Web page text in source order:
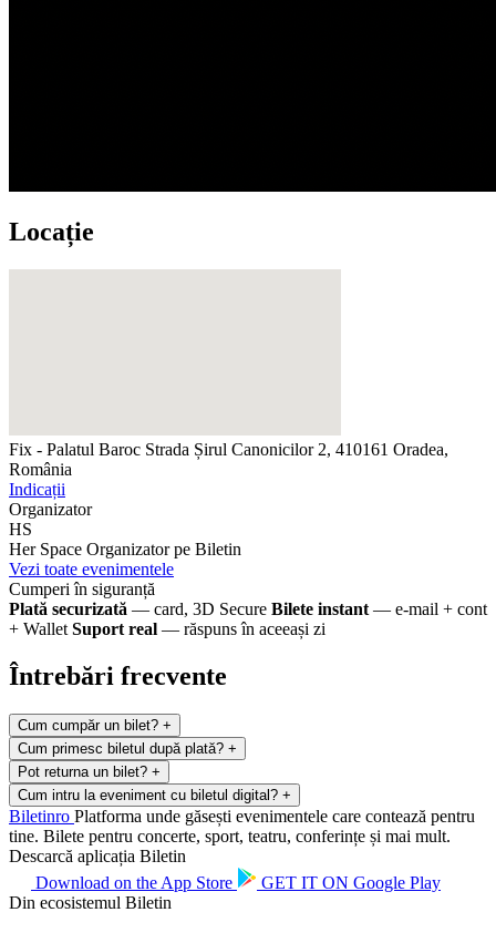
Locație
Fix - Palatul Baroc Strada Șirul Canonicilor 2, 410161 Oradea,
România
Indicații
Organizator
HS
Her Space Organizator pe Biletin
Vezi toate evenimentele
Cumperi în siguranță
Plată securizată — card, 3D Secure Bilete instant — e-mail + cont
+ Wallet Suport real — răspuns în aceeași zi
Întrebări frecvente
Cum cumpăr un bilet? +
Cum primesc biletul după plată? +
Pot returna un bilet? +
Cum intru la eveniment cu biletul digital? +
Biletinro Platforma unde găsești evenimentele care contează pentru
tine. Bilete pentru concerte, sport, teatru, conferințe și mai mult.
Descarcă aplicația Biletin
Download on the App Store GET IT ON Google Play
Din ecosistemul Biletin